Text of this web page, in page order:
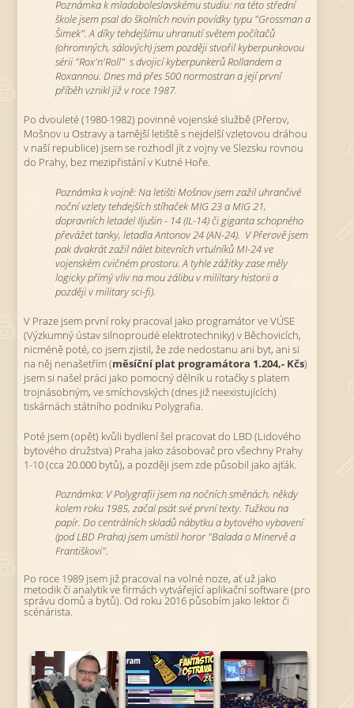
Poznámka k mladoboleslavskému studiu: na této střední
škole jsem psal do školních novin povídky typu "Grossman a
Šimek". A díky tehdejšímu uhranutí světem počítačů
(ohromných, sálových) jsem později stvořil kyberpunkovou
sérii "Rox'n'Roll" s dvojicí kyberpunkerů Rollandem a
Roxannou. Dnes má přes 500 normostran a její první
příběh vznikl již v roce 1987.
Po dvouleté (1980-1982) povinné vojenské službě (Přerov,
Mošnov u Ostravy a tamější letiště s nejdelší vzletovou dráhou
v naší republice) jsem se rozhodl jít z vojny ve Slezsku rovnou
do Prahy, bez mezipřistání v Kutné Hoře.
Poznámka k vojně: Na letišti Mošnov jsem zažil uhrančivé
noční vzlety tehdejších stíhaček MIG 23 a MIG 21,
dopravních letadel Iljušin - 14 (IL-14) či giganta schopného
převážet tanky, letadla Antonov 24 (AN-24). V Přerově jsem
pak dvakrát zažil nálet bitevních vrtulníků MI-24 ve
vojenském cvičném prostoru. A tyhle zážitky zase měly
logicky přímý vliv na mou zálibu v mililtary historii a
později v military sci-fi).
V Praze jsem první roky pracoval jako programátor ve VÚSE
(Výzkumný ústav silnoproudé elektrotechniky) v Běchovicích,
nicméně poté, co jsem zjistil, že zde nedostanu ani byt, ani si
na něj nenašetřím (měsíční plat programátora 1.204,- Kčs)
jsem si našel práci jako pomocný dělník u rotačky s platem
trojnásobným, ve smíchovských (dnes již neexistujících)
tiskárnách státního podniku Polygrafia.
Poté jsem (opět) kvůli bydlení šel pracovat do LBD (Lidového
bytového družstva) Praha jako zásobovač pro všechny Prahy
1-10 (cca 20.000 bytů), a později jsem zde působil jako ajťák.
Poznámka: V Polygrafii jsem na nočních směnách, někdy
kolem roku 1985, začal psát své první texty. Tužkou na
papír. Do centrálních skladů nábytku a bytového vybavení
(pod LBD Praha) jsem umístil horor "Balada o Minervě a
Františkovi".
Po roce 1989 jsem již pracoval na volné noze, ať už jako
metodik či analytik ve firmách vytvářející aplikační software (pro
správu domů a bytů). Od roku 2016 působím jako lektor či
scénárista.